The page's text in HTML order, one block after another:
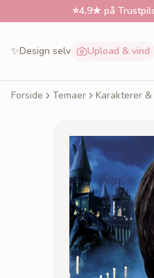
4,9★ på Trustpilot
✨Design selv Upload & vind
Forside Temaer Karakterer